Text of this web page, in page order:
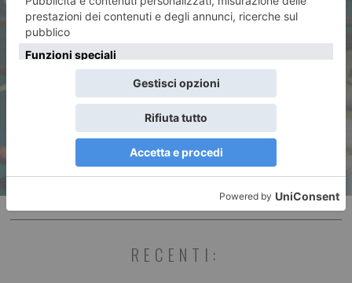
ARTICOLO SUCCESSIVO
Endurance Meeting: TDN a
medaglia a Torino nel weekend
dedicato alle distanze lunghe
RECENTI: